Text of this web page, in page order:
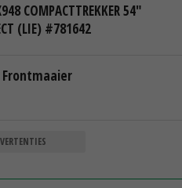
COMPACTTREKKER 54"
(LIE) #781642
Frontmaaier